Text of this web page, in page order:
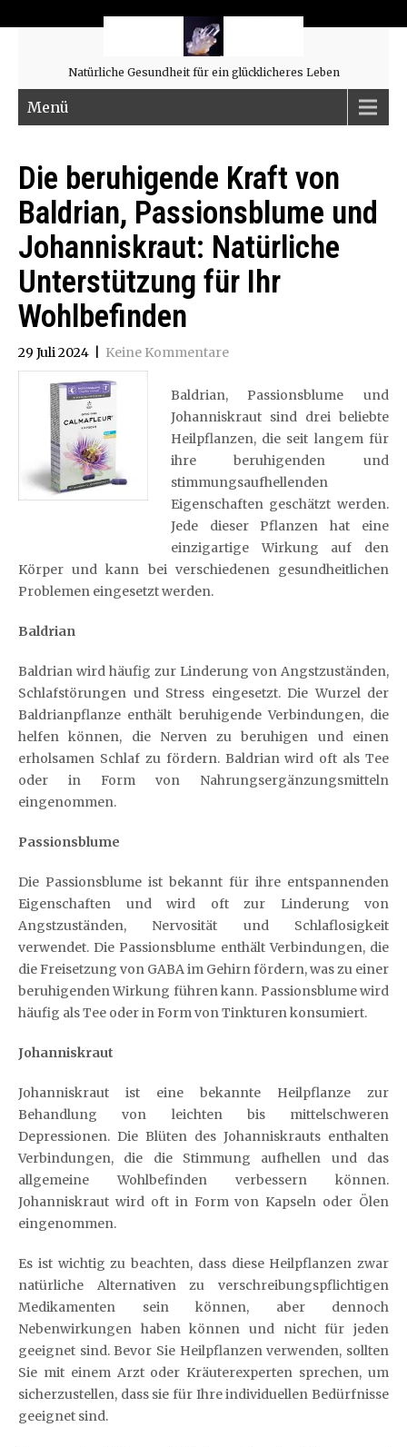
Natürliche Gesundheit für ein glücklicheres Leben
Menü
Die beruhigende Kraft von
Baldrian, Passionsblume und
Johanniskraut: Natürliche
Unterstützung für Ihr
Wohlbefinden
29 Juli 2024 Keine Kommentare
Baldrian, Passionsblume und
Johanniskraut sind drei beliebte
Heilpflanzen, die seit langem für
ihre beruhigenden und
stimmungsaufhellenden
Eigenschaften geschätzt werden.
Jede dieser Pflanzen hat eine
einzigartige Wirkung auf den
Körper und kann bei verschiedenen gesundheitlichen
Problemen eingesetzt werden.
Baldrian
Baldrian wird häufig zur Linderung von Angstzuständen,
Schlafstörungen und Stress eingesetzt. Die Wurzel der
Baldrianpflanze enthält beruhigende Verbindungen, die
helfen können, die Nerven zu beruhigen und einen
erholsamen Schlaf zu fördern. Baldrian wird oft als Tee
oder in Form von Nahrungsergänzungsmitteln
eingenommen.
Passionsblume
Die Passionsblume ist bekannt für ihre entspannenden
Eigenschaften und wird oft zur Linderung von
Angstzuständen, Nervosität und Schlaflosigkeit
verwendet. Die Passionsblume enthält Verbindungen, die
die Freisetzung von GABA im Gehirn fördern, was zu einer
beruhigenden Wirkung führen kann. Passionsblume wird
häufig als Tee oder in Form von Tinkturen konsumiert.
Johanniskraut
Johanniskraut ist eine bekannte Heilpflanze zur
Behandlung von leichten bis mittelschweren
Depressionen. Die Blüten des Johanniskrauts enthalten
Verbindungen, die die Stimmung aufhellen und das
allgemeine Wohlbefinden verbessern können.
Johanniskraut wird oft in Form von Kapseln oder Ölen
eingenommen.
Es ist wichtig zu beachten, dass diese Heilpflanzen zwar
natürliche Alternativen zu verschreibungspflichtigen
Medikamenten sein können, aber dennoch
Nebenwirkungen haben können und nicht für jeden
geeignet sind. Bevor Sie Heilpflanzen verwenden, sollten
Sie mit einem Arzt oder Kräuterexperten sprechen, um
sicherzustellen, dass sie für Ihre individuellen Bedürfnisse
geeignet sind.